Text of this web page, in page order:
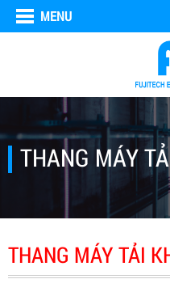
MENU
THANG MÁY
THANG MÁY TẢI